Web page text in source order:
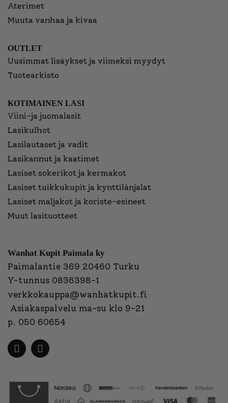
Aterimet
Muuta vanhaa ja kivaa
OUTLET
Uusimmat lisäykset ja viimeksi myydyt
Tuotearkisto
KOTIMAINEN LASI
Viini-ja juomalasit
Lasikulhot
Lasilautaset ja vadit
Lasikannut ja kaatimet
Lasiset sokerikot ja kermakot
Lasiset tuikkukupit ja kynttilänjalat
Lasiset maljakot ja koriste-esineet
Muut lasituotteet
Wanhat Kupit Paimala ky
Paimalantie 369 20460 Turku
Y-tunnus 0836398-1
verkkokauppa@wanhatkupit.fi
Asiakaspalvelu ma-su klo 9-21
p. 050 60654